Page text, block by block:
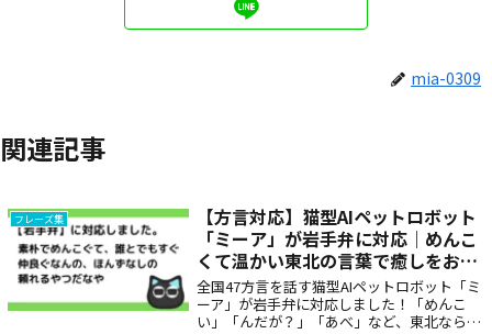
mia-0309
関連記事
フレーズ集
【方言対応】猫型AIペットロボット
「ミーア」が岩手弁に対応｜めんこ
くて温かい東北の言葉で癒しをお届
け
全国47方言を話す猫型AIペットロボット「ミ
ーア」が岩手弁に対応しました！「めんこ
い」「んだが？」「あべ」など、東北ならで